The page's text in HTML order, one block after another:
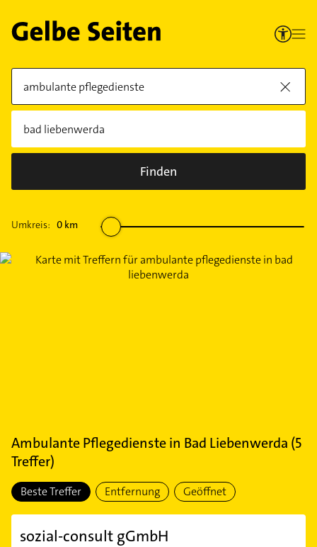
Finden
Umkreis: 0 km
Ambulante Pflegedienstein Bad Liebenwerda (5
Treffer)
Beste Treffer Entfernung Geöffnet
sozial-consult gGmbH